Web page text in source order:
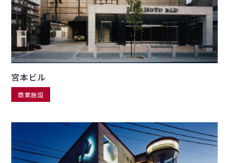
宮本ビル
商業施設